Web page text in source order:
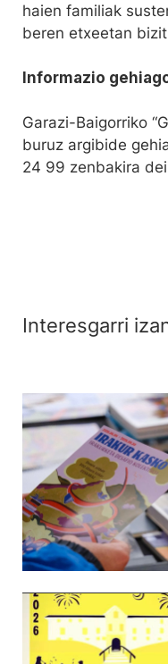
haien familiak
beren etxeetan
Informazio
Garazi-Baigorriko
buruz argibide
24 99 zenbakira
Interesgarri